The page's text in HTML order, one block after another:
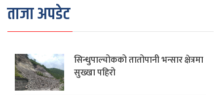
ताजा अपडेट
सिन्धुपाल्चोकको तातोपानी भन्सार क्षेत्रमा
सुख्खा पहिरो